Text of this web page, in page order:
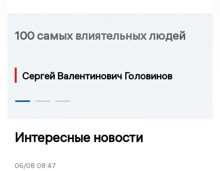
100 самых влиятельных людей
Сергей Валентинович Головинов
Интересные новости
06/08 08:47